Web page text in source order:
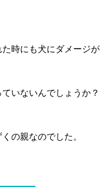
時にも犬にダメージが
いないんでしょうか？
の親なのでした。